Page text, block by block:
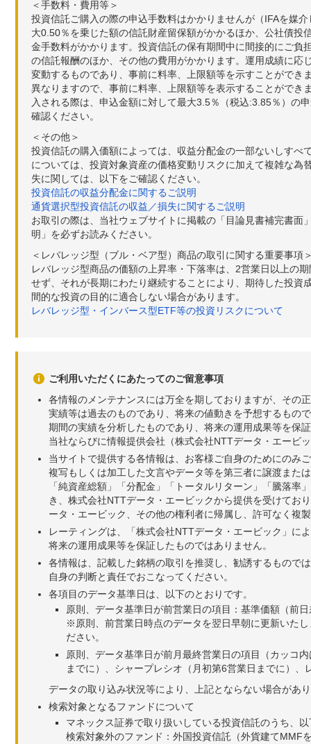
＜手数料・費用等＞
投資信託ご購入の際の申込手数料はかかりませんが（IFAを媒
大0.50％を乗じた額の信託財産留保額がかかるほか、公社債
金手数料がかかります。投資信託の保有期間中に間接的にご
の信託報酬のほか、その他の費用がかかります。運用成績に
変動するものであり、事前に料率、上限額等を示すことがで
異なりますので、事前に料率、上限額等を表示することがで
入される際は、申込金額に対して最大3.5％（税込:3.85％）の
確認ください。
＜その他＞
投資信託の購入価額によっては、収益分配金の一部ないしす
については、投資対象資産の価格変動リスクに加えて複雑な
失に関しては、以下をご確認ください。
投資信託の収益分配金に関するご説明
通貨選択型投資信託の収益／損失に関するご説明
お取引の際は、当社ウェブサイトに掲載の「目論見書補完書
明」を必ずお読みください。
＜レバレッジ型（ブル・ベア型）商品の取引に関する重要事項
レバレッジ型商品の価額の上昇率・下落率は、2営業日以上の
せず、それが長期にわたり継続することにより、期待した投
間的な投資の目的に適合しない場合があります。
レバレッジ型・インバース型ETF等の投資リスクについて
ご利用いただくにあたってのご留意事項
各情報のメンテナンスには万全を期しておりますが、その
実績等は過去のものであり、将来の値動きを予想するもの
期間の実績を分析したものであり、将来の運用成果等を保
当社ならびに情報提供会社（株式会社NTTデータ・エービ
当サイトで提供する各情報は、お客様ご自身のためにのみ
複写もしくは加工した文言やデータ等を第三者に譲渡また
「純資産総額」「分配金」「トータルリターン」「騰落
き、株式会社NTTデータ・エービックから提供を受けてお
ータ・エービック、その他の権利者に帰属し、許可なく複
レーティングは、「株式会社NTTデータ・エービック」に
将来の運用成果等を保証したものではありません。
各情報は、記載した銘柄の取引を推奨し、勧誘するもので
自身の判断と責任でおこなってください。
各項目のデータ基準日は、以下のとおりです。
原則、データ基準日が前営業日の項目：基準価額（前
※原則、前営業日時点のデータを翌日早朝に更新いた
ださい。
原則、データ基準日が前月最終営業日の項目（カッコ
までに）、シャープレシオ（月初第6営業日までに）
データの取り込み状況等により、上記とならない場合があ
検索対象となるファンドについて
マネックス証券で取り扱いしている投資信託のうち、
検索対象外のファンド：外国投資信託（外貨建てMMF